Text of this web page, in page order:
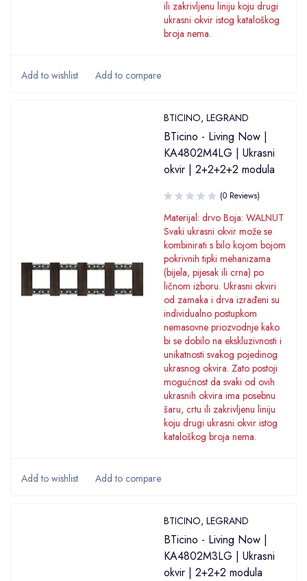
ili zakrivljenu liniju koju drugi
ukrasni okvir istog kataloškog
broja nema.
BTICINO, LEGRAND
BTicino - Living Now |
KA4802M4LG | Ukrasni
okvir | 2+2+2+2 modula
(0 Reviews)
Materijal: drvo Boja: WALNUT
Svaki ukrasni okvir može se
kombinirati s bilo kojom bojom
pokrivnih tipki mehanizama
(bijela, pijesak ili crna) po
ličnom izboru. Ukrasni okviri
od zamaka i drva izrađeni su
individualno postupkom
nemasovne priozvodnje kako
bi se dobilo na ekskluzivnosti i
unikatnosti svakog pojedinog
ukrasnog okvira. Zato postoji
mogućnost da svaki od ovih
ukrasnih okvira ima posebnu
šaru, crtu ili zakrivljenu liniju
koju drugi ukrasni okvir istog
kataloškog broja nema.
BTICINO, LEGRAND
BTicino - Living Now |
KA4802M3LG | Ukrasni
okvir | 2+2+2 modula